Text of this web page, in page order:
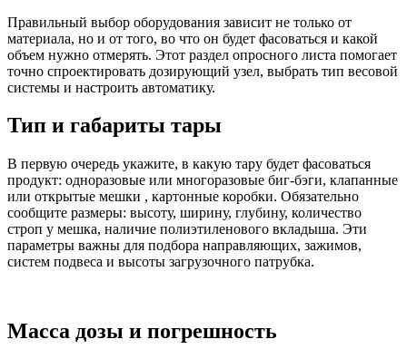
Правильный выбор оборудования зависит не только от
материала, но и от того, во что он будет фасоваться и какой
объем нужно отмерять. Этот раздел опросного листа помогает
точно спроектировать дозирующий узел, выбрать тип весовой
системы и настроить автоматику.
Тип и габариты тары
В первую очередь укажите, в какую тару будет фасоваться
продукт: одноразовые или многоразовые биг-бэги, клапанные
или открытые мешки , картонные коробки. Обязательно
сообщите размеры: высоту, ширину, глубину, количество
строп у мешка, наличие полиэтиленового вкладыша. Эти
параметры важны для подбора направляющих, зажимов,
систем подвеса и высоты загрузочного патрубка.
Масса дозы и погрешность